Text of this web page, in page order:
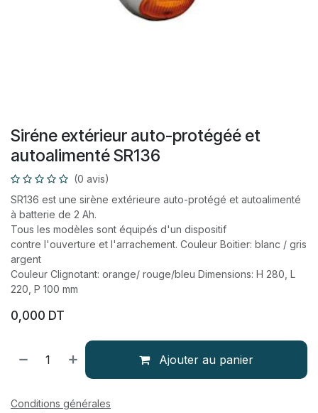
Siréne extérieur auto-protégéé et
autoalimenté SR136
(0 avis)
SR136 est une sirène extérieure auto-protégé et autoalimenté
à batterie de 2 Ah.
Tous les modèles sont équipés d'un dispositif
contre l'ouverture et l'arrachement. Couleur Boitier: blanc / gris
argent
Couleur Clignotant: orange/ rouge/bleu Dimensions: H 280, L
220, P 100 mm
0,000 DT
Ajouter au panier
Conditions générales